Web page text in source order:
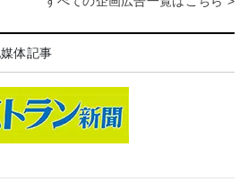
体記事